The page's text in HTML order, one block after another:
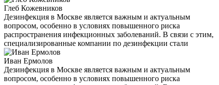
Глеб Кожевников
Дезинфекция в Москве является важным и актуальным
вопросом, особенно в условиях повышенного риска
распространения инфекционных заболеваний. В связи с этим,
специализированные компании по дезинфекции стали
Иван Ермолов
Дезинфекция в Москве является важным и актуальным
вопросом, особенно в условиях повышенного риска